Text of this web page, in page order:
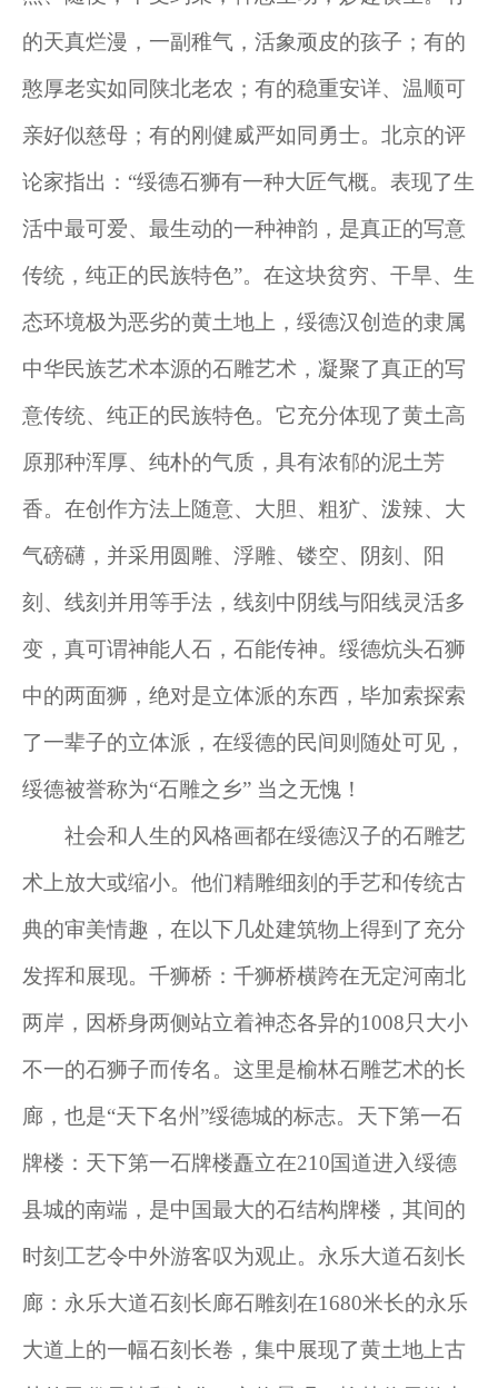
的天真烂漫，一副稚气，活象顽皮的孩子；有的
憨厚老实如同陕北老农；有的稳重安详、温顺可
亲好似慈母；有的刚健威严如同勇士。北京的评
论家指出：“绥德石狮有一种大匠气概。表现了生
活中最可爱、最生动的一种神韵，是真正的写意
传统，纯正的民族特色”。在这块贫穷、干旱、生
态环境极为恶劣的黄土地上，绥德汉创造的隶属
中华民族艺术本源的石雕艺术，凝聚了真正的写
意传统、纯正的民族特色。它充分体现了黄土高
原那种浑厚、纯朴的气质，具有浓郁的泥土芳
香。在创作方法上随意、大胆、粗犷、泼辣、大
气磅礴，并采用圆雕、浮雕、镂空、阴刻、阳
刻、线刻并用等手法，线刻中阴线与阳线灵活多
变，真可谓神能人石，石能传神。绥德炕头石狮
中的两面狮，绝对是立体派的东西，毕加索探索
了一辈子的立体派，在绥德的民间则随处可见，
绥德被誉称为“石雕之乡” 当之无愧！
社会和人生的风格画都在绥德汉子的石雕艺
术上放大或缩小。他们精雕细刻的手艺和传统古
典的审美情趣，在以下几处建筑物上得到了充分
发挥和展现。千狮桥：千狮桥横跨在无定河南北
两岸，因桥身两侧站立着神态各异的1008只大小
不一的石狮子而传名。这里是榆林石雕艺术的长
廊，也是“天下名州”绥德城的标志。天下第一石
牌楼：天下第一石牌楼矗立在210国道进入绥德
县城的南端，是中国最大的石结构牌楼，其间的
时刻工艺令中外游客叹为观止。永乐大道石刻长
廊：永乐大道石刻长廊石雕刻在1680米长的永乐
大道上的一幅石刻长卷，集中展现了黄土地上古